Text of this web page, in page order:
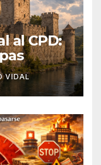
al CPD:
VIDAL